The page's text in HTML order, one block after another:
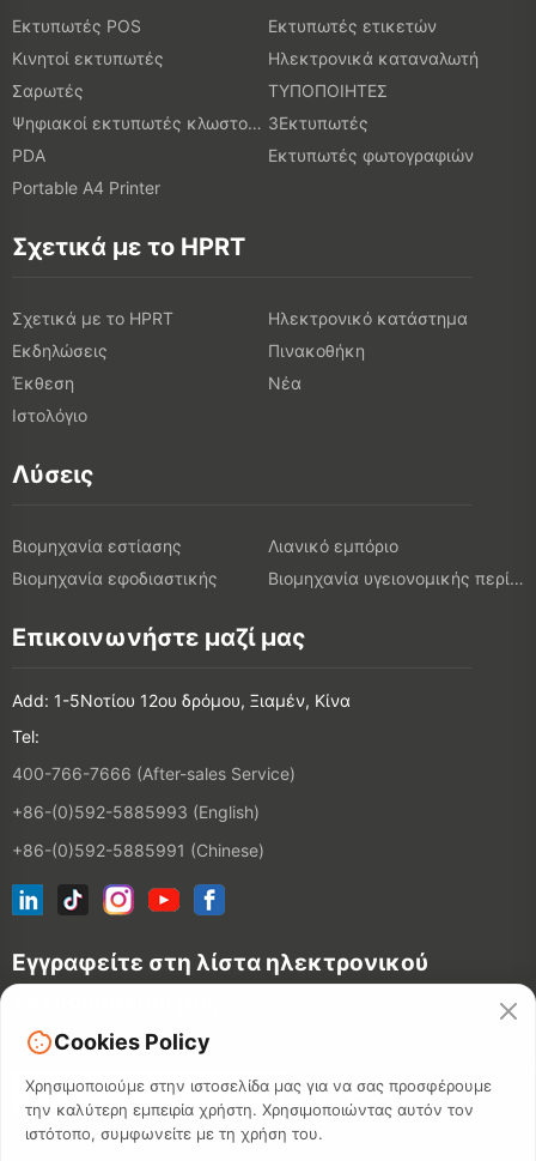
Εκτυπωτές POS
Εκτυπωτές ετικετών
Κινητοί εκτυπωτές
Ηλεκτρονικά καταναλωτή
Σαρωτές
ΤΥΠΟΠΟΙΗΤΕΣ
Ψηφιακοί εκτυπωτές κλωστοϋφαντουργικών προϊόντων 3Εκτυπωτές
PDA
Εκτυπωτές φωτογραφιών
Portable A4 Printer
Σχετικά με το HPRT
Σχετικά με το HPRT
Ηλεκτρονικό κατάστημα
Εκδηλώσεις
Πινακοθήκη
Έκθεση
Νέα
Ιστολόγιο
Λύσεις
Βιομηχανία εστίασης
Λιανικό εμπόριο
Βιομηχανία εφοδιαστικής
Βιομηχανία υγειονομικής περίθαλψης
Επικοινωνήστε μαζί μας
Add: 1-5Νοτίου 12ου δρόμου, Ξιαμέν, Κίνα
Tel:
400-766-7666 (After-sales Service)
+86-(0)592-5885993 (English)
+86-(0)592-5885991 (Chinese)
Εγγραφείτε στη λίστα ηλεκτρονικού
Cookies Policy
Χρησιμοποιούμε στην ιστοσελίδα μας για να σας προσφέρουμε
την καλύτερη εμπειρία χρήστη. Χρησιμοποιώντας αυτόν τον
ιστότοπο, συμφωνείτε με τη χρήση του.